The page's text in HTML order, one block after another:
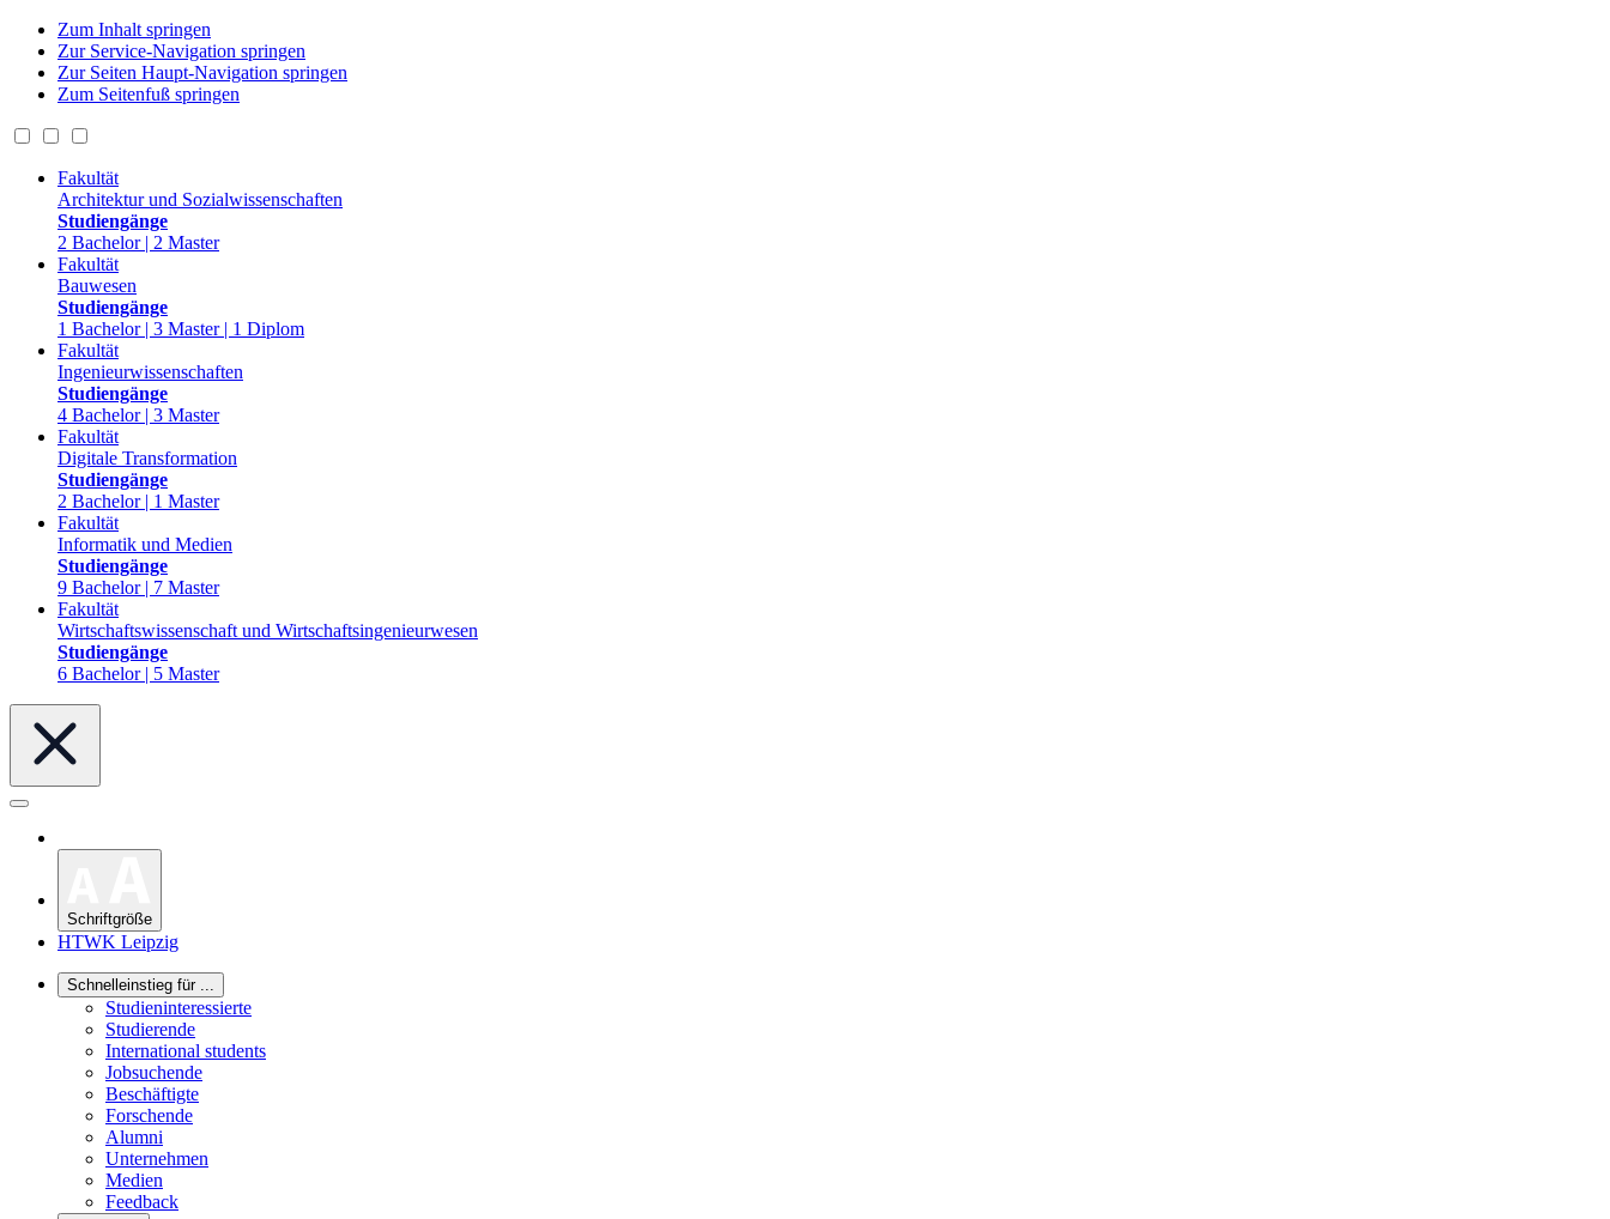
Zum Inhalt springen
Zur Service-Navigation springen
Zur Seiten Haupt-Navigation springen
Zum Seitenfuß springen
Fakultät
Architektur und Sozialwissenschaften
Studiengänge
2 Bachelor | 2 Master
Fakultät
Bauwesen
Studiengänge
1 Bachelor | 3 Master | 1 Diplom
Fakultät
Ingenieurwissenschaften
Studiengänge
4 Bachelor | 3 Master
Fakultät
Digitale Transformation
Studiengänge
2 Bachelor | 1 Master
Fakultät
Informatik und Medien
Studiengänge
9 Bachelor | 7 Master
Fakultät
Wirtschaftswissenschaft und Wirtschaftsingenieurwesen
Studiengänge
6 Bachelor | 5 Master
Schriftgröße
HTWK Leipzig
Schnelleinstieg für ...
Studieninteressierte
Studierende
International students
Jobsuchende
Beschäftigte
Forschende
Alumni
Unternehmen
Medien
Feedback